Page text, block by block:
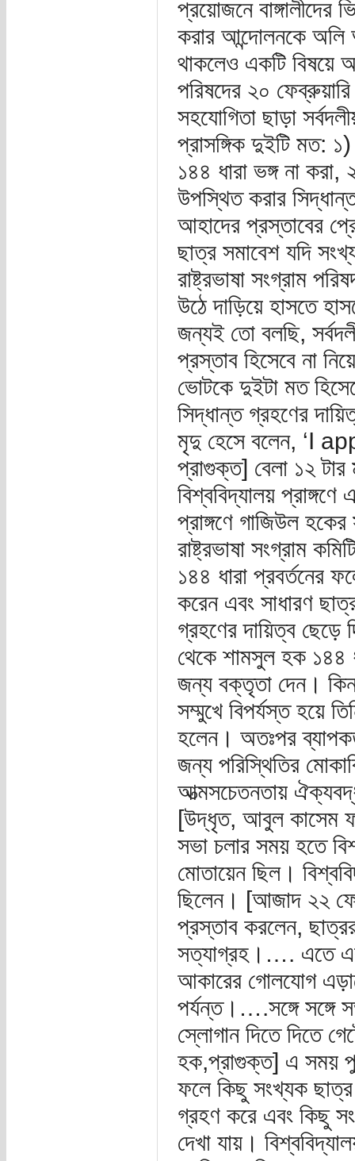
প্রয়োজনে বাঙ্গালীদের
করার আন্দোলনকে অলি
থাকলেও একটি বিষয়ে
পরিষদের ২০
সহযোগিতা ছাড়া
প্রাসঙ্গিক দুইটি মত:
১৪৪ ধারা ভঙ্গ না করা,
উপস্থিত করার
আহাদের প্রস্তাবের
ছাত্র সমাবেশ যদি
রাষ্ট্রভাষা সংগ্রাম
উঠে দাড়িয়ে হাসতে
জন্যই তো বলছি,
প্রস্তাব হিসেবে না
ভোটকে দুইটা মত
সিদ্ধান্ত গ্রহণের
মৃদু হেসে বলেন, ‘I
প্রাগুক্ত] বেলা ১২ টার
বিশ্ববিদ্যালয়
প্রাঙ্গণে গাজিউল
রাষ্ট্রভাষা সংগ্রাম
১৪৪ ধারা প্রবর্তনের
করেন এবং সাধারণ
গ্রহণের দায়িত্ব ছেড়ে
থেকে শামসুল হক ১৪৪
জন্য বক্তৃতা দেন।
সম্মুখে বিপর্যস্ত হয়ে
হলেন। অতঃপর
জন্য পরিস্থিতির
আত্মসচেতনতায়
[উদ্ধৃত, আবুল কাসেম
সভা চলার সময় হতে
মোতায়েন ছিল।
ছিলেন। [আজাদ ২২
প্রস্তাব করলেন,
সত্যাগ্রহ।…. এতে
আকারের গোলযোগ
পর্যন্ত।….সঙ্গে সঙ্গে
স্লোগান দিতে দিতে
হক,প্রাগুক্ত] এ সময়
ফলে কিছু সংখ্যক ছাত্র
গ্রহণ করে এবং কিছু
দেখা যায়।